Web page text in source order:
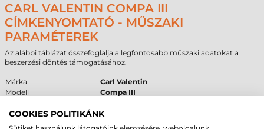
CARL VALENTIN COMPA III
CÍMKENYOMTATÓ - MŰSZAKI
PARAMÉTEREK
Az alábbi táblázat összefoglalja a legfontosabb műszaki adatokat a
beszerzési döntés támogatásához.
Márka
Carl Valentin
Modell
Compa III
Felbontás
300 dpi
Max. tekercsátmérő
205 mm
COOKIES POLITIKÁNK